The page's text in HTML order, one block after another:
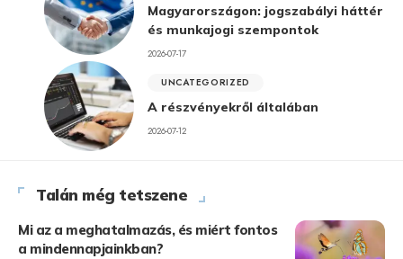
Magyarországon: jogszabályi háttér
és munkajogi szempontok
2026-07-17
UNCATEGORIZED
A részvényekről általában
2026-07-12
Talán még tetszene
Mi az a meghatalmazás, és miért fontos
a mindennapjainkban?